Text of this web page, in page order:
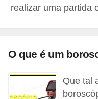
realizar uma partida
O que é um
Que tal
r
l